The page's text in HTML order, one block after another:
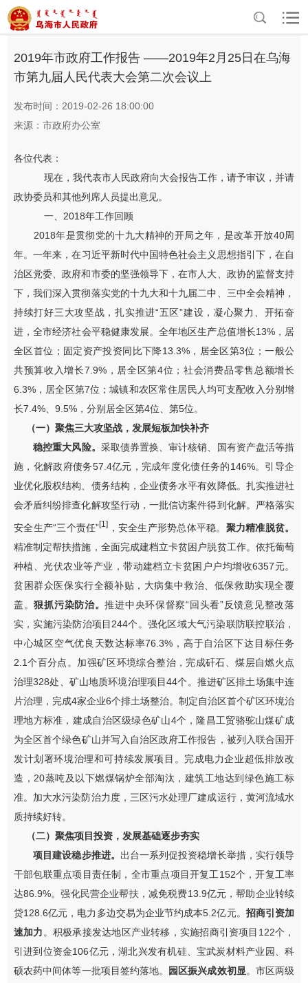
首页>政务公开 > 政府信息公开 2021年之前
2019年市政府工作报告 ——2019年2月25日在乌海
市第九届人民代表大会第二次会议上
发布时间：2019-02-26 18:00:00
来源：市政府办公室
各位代表：
现在，我代表市人民政府向大会报告工作，请予审议，并请
政协委员和其他列席人员提出意见。
一、 2018年工作回顾
2018年是贯彻党的十九大精神的开局之年，是改革开放40周
年。一年来，在习近平新时代中国特色社会主义思想指引下，在自
治区党委、政府和市委的坚强领导下，在市人大、政协的监督支持
下，我们深入贯彻落实党的十九大和十九届二中、三中全会精神 ，
持续打好三大攻坚战，扎实推进“五区”建设，凝心聚力、开拓奋
进，全市经济社会平稳健康发展。全年地区生产总值增长13%，居
全区首位；固定资产投资同比下降13.3%，居全区第3位；一般公
共预算收入增长7.9%，居全区第4位；社会消费品零售总额增长
6.3% ，居全区第7位；城镇和农区常住居民人均可支配收入分别增
长7.4% 9.5% ，分别居全区第4位、第5位。
（一） 聚焦三大攻坚战，发展短板加快补齐
稳控重大风险。 采取债券置换 、审计核销、国有资产盘活等措
施，化解政府债务57.4亿元， 完成年度化债任务的146%。引导企
业优化股权结构、债务结构，企业债务水平有效降低。扎实推进社
会矛盾纠纷排查化解攻坚行动，一批信访案件得到化解。严格落实
安全生产“三个责任”[1] ，安全生产形势总体平稳。 聚力精准脱贫。
精准制定帮扶措施，全面完成建档立卡贫困户脱贫工作。依托葡萄
种植、光伏农业等产业，带动建档立卡贫困户户均增收6357元。
贫困群众医保实行全额补贴，大病集中救治、低保救助实现全覆
盖。狠抓污染防治。推进中央环保督察“回头看”反馈意见整改落
实，实施污染防治项目 244个。 强化区域大气污染联防联控联治，
中心城区空气优良天数达标率76.3% ，高于自治区下达目标任务
2.1个百分点 。加强矿区环境综合整治， 完成矸石、煤层自燃火点
治理328处 、矿山地质环境治理项目44个 。推进矿区排土场集中连
片治理， 完成4家企业6个排土场整治。制定自治区首个矿区环境治
理地方标准， 建成自治区级绿色矿山4个， 隆昌工贸骆驼山煤矿成
为全区首个绿色矿山并写入自治区政府工作报告 ，被列入联合国开
发计划署环境治理和可持续发展项目 。 完成电力企业超低排放改
造， 20蒸吨及以下燃煤锅炉全部淘汰，建筑工地达到绿色施工标
准。加大水污染防治力度，三区污水处理厂建成运行，黄河流域水
质持续好转。
（二） 聚焦项目投资，发展基础逐步夯实
项目建设稳步推进。 出台一系列促投资稳增长举措，实行领导
干部包联重点项目责任制，全市重点项目开复工152个，开复工率
达86.9%。强化民营企业帮扶，减免税费13.9亿元，帮助企业转续
贷128.6亿元，电力多边交易为企业节约成本5.2亿元。 招商引资加
速加力 。 积极承接发达地区产业转移，实施招商引资项目 122个，
引进到位资金106亿元，湖北兴发有机硅、宝武炭材料产业园、科
硕农药中间体等一批项目签约落地。 园区振兴成效初显。市区两级